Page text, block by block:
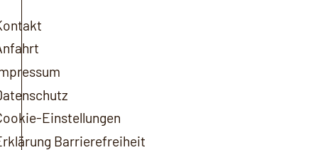
Einstellungen
Barrierefreiheit